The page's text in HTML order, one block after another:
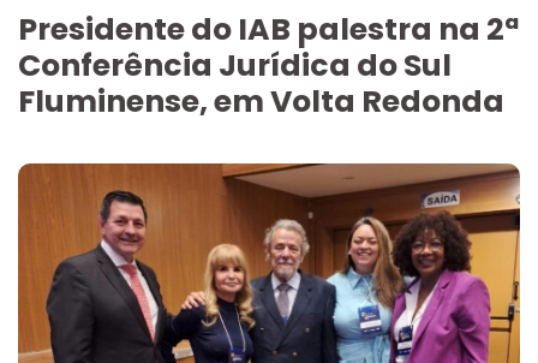
Presidente do IAB palestra na 2ª
Conferência Jurídica do Sul
Fluminense, em Volta Redonda